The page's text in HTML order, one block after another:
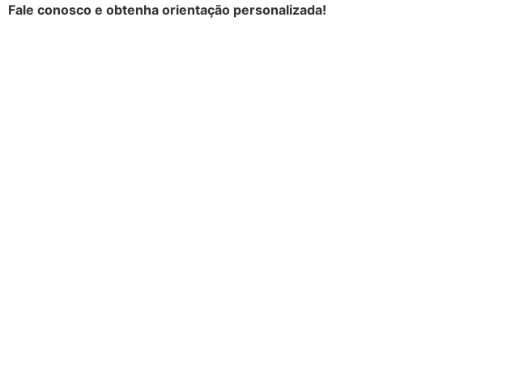
Fale conosco e obtenha orientação personalizada!